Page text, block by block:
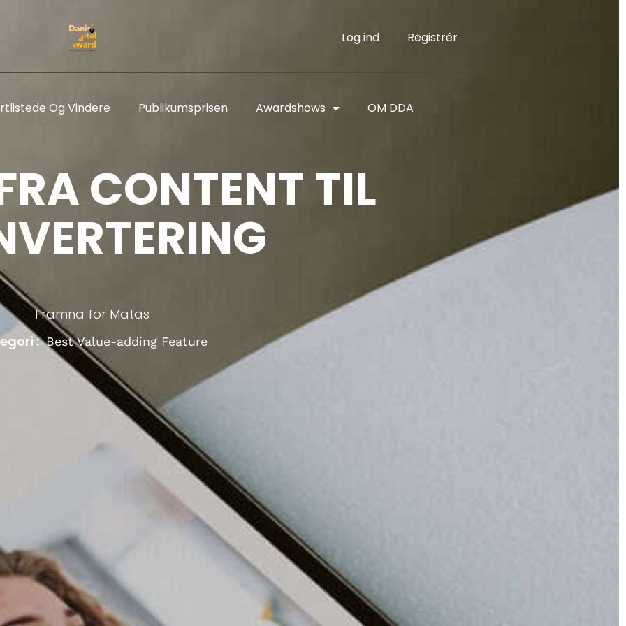
Log ind Registrér
Og Vindere Publikumsprisen Awardshows OM DDA
CONTENT TIL
Framna for Matas
: Best Value-adding Feature